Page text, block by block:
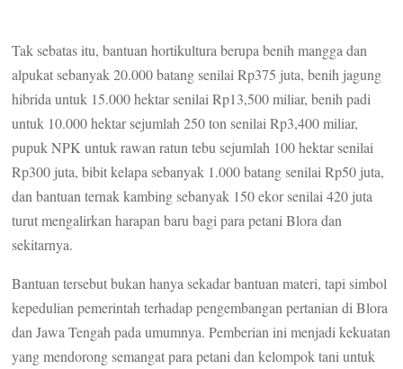
Tak sebatas itu, bantuan hortikultura berupa benih mangga dan
alpukat sebanyak 20.000 batang senilai Rp375 juta, benih jagung
hibrida untuk 15.000 hektar senilai Rp13,500 miliar, benih padi
untuk 10.000 hektar sejumlah 250 ton senilai Rp3,400 miliar,
pupuk NPK untuk rawan ratun tebu sejumlah 100 hektar senilai
Rp300 juta, bibit kelapa sebanyak 1.000 batang senilai Rp50 juta,
dan bantuan ternak kambing sebanyak 150 ekor senilai 420 juta
turut mengalirkan harapan baru bagi para petani Blora dan
sekitarnya.
Bantuan tersebut bukan hanya sekadar bantuan materi, tapi simbol
kepedulian pemerintah terhadap pengembangan pertanian di Blora
dan Jawa Tengah pada umumnya. Pemberian ini menjadi kekuatan
yang mendorong semangat para petani dan kelompok tani untuk